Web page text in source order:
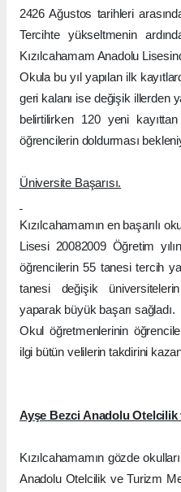
2426 Ağustos tarihleri
Tercihte yükseltmenin
Kızılcahamam Anadolu
Okula bu yıl yapılan ilk
geri kalanı ise değişik illerden
belirtilirken 120 yeni kayıttan
öğrencilerin doldurması
Üniversite Başarısı.
Kızılcahamamın en başarılı
Lisesi 20082009 Öğretim
öğrencilerin 55 tanesi tercih
tanesi değişik
yaparak büyük başarı sağladı.
Okul öğretmenlerinin
ilgi bütün velilerin takdirini
Ayşe Bezci Anadolu
Kızılcahamamın gözde
Anadolu Otelcilik ve Turizm